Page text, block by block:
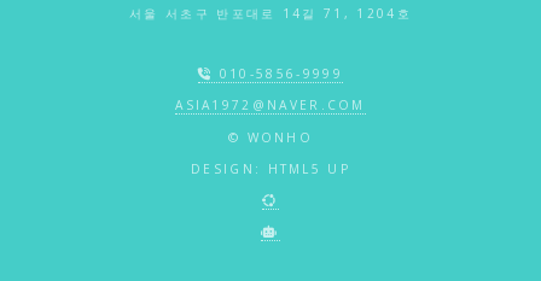
서울 서초구 반포대로 14길 71, 1204호
010-5856-9999
ASIA1972@NAVER.COM
© WONHO
DESIGN:
HTML5 UP